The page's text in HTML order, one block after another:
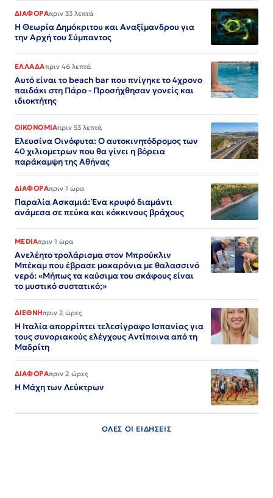
ΔΙΑΦΟΡΑπριν 33 λεπτά
Η Θεωρία Δημόκριτου και Αναξίμανδρου για
την Αρχή του Σύμπαντος
ΕΛΛΑΔΑπριν 46 λεπτά
Αυτό είναι το beach bar που πνίγηκε το 4χρονο
παιδάκι στη Πάρο - Προσήχθησαν γονείς και
ιδιοκτήτης
ΟΙΚΟΝΟΜΙΑπριν 53 λεπτά
Ελευσίνα Οινόφυτα: Ο αυτοκινητόδρομος των
40 χιλιομετρων που θα γίνει η βόρεια
παράκαμψη της Αθήνας
ΔΙΑΦΟΡΑπριν 1 ώρα
Παραλία Ασκαμιά: Ένα κρυφό διαμάντι
ανάμεσα σε πεύκα και κόκκινους βράχους
MEDIAπριν 1 ώρα
Ανελέητο τρολάρισμα στον Μπρούκλιν
Μπέκαμ που έβρασε μακαρόνια με θαλασσινό
νερό: «Μήπως τα καύσιμα του σκάφους είναι
το μυστικό συστατικό;»
ΔΙΕΘΝΗπριν 2 ώρες
Η Ιταλία απορρίπτει τελεσίγραφο Ισπανίας για
τους συνοριακούς ελέγχους Αντίποινα από τη
Μαδρίτη
ΔΙΑΦΟΡΑπριν 2 ώρες
Η Μάχη των Λεύκτρων
ΟΛΕΣ ΟΙ ΕΙΔΗΣΕΙΣ